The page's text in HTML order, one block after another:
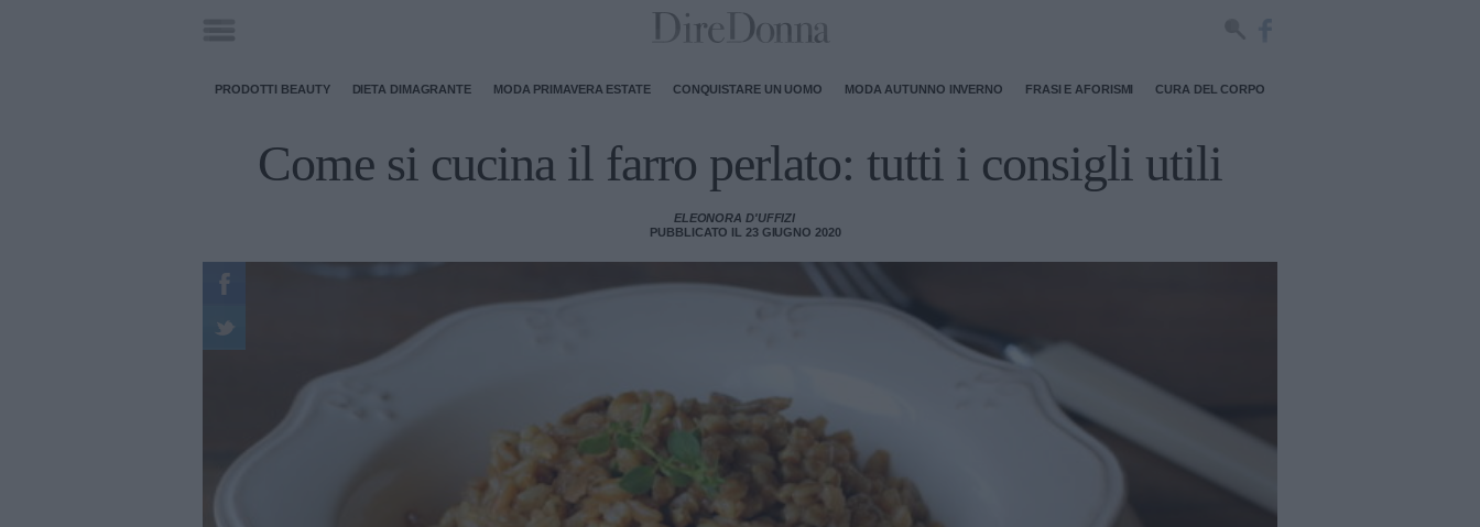
PRODOTTI BEAUTY DIETA DIMAGRANTE MODA PRIMAVERA ESTATE CONQUISTARE UN UOMO MODA AUTUNNO INVERNO FRASI E AFORISMI CURA DEL CORPO
Come si cucina il farro perlato: tutti i consigli utili
ELEONORA D'UFFIZI
PUBBLICATO IL 23 GIUGNO 2020